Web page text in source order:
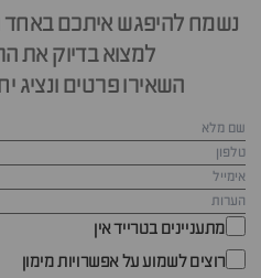
נשמח להיפגש איתכם באחד
למצוא בדיוק את
השאירו פרטים ונציג
מתעניינים בטרייד אין
רוצים לשמוע על אפשרויות מימון